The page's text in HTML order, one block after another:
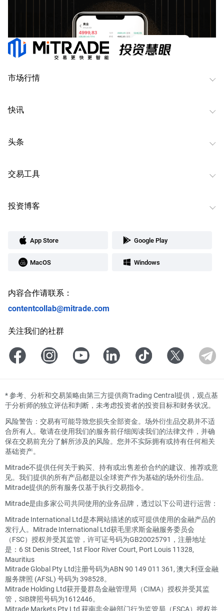
市场行情
快讯
头条
交易工具
投资博客
App Store Google Play
MacOS Windows
内容合作请联系：
contentcollab@mitrade.com
关注我们的社群
*参考、分析和交易策略由第三方提供商Trading Central提供，观点基
于分析师的独立评估和判断，未考虑投资者的投资目标和财务状况。
风险警告：交易有可能导致您损失全部资金。场外衍生品交易并不适
合所有人。敬请在使用我们的服务前仔细阅读我们的法律文件，并确
保在交易前充分了解所涉及的风险。您并不实际拥有或持有任何相关
基础资产。
Mitrade不提供任何关于购买、持有或出售差价合约的建议、推荐或意
见。我们提供的所有产品都是以全球资产作为基础的场外衍生品。
Mitrade提供的所有服务仅基于执行交易指令。
Mitrade是由多家公司共同使用的业务品牌，透过以下公司进行运营：
Mitrade International Ltd是本网站描述的或可提供使用的金融产品的
发行人。Mitrade International Ltd获毛里求斯金融服务委员会
（FSC）授权并受其监管，许可证号码为GB20025791，注册地址
是：6 St Denis Street, 1st Floor River Court, Port Louis 11328,
Mauritius
Mitrade Global Pty Ltd注册号码为ABN 90 149 011 361, 澳大利亚金融
服务牌照 (AFSL) 号码为 398528。
Mitrade Holding Ltd获开曼群岛金融管理局（CIMA）授权并受其监
管，SIB牌照号码为1612446。
Mitrade Markets Pty Ltd 获南非金融部门行为监管局（FSCA）授权并